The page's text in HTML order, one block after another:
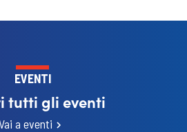
EVENTI
tutti gli eventi
a eventi